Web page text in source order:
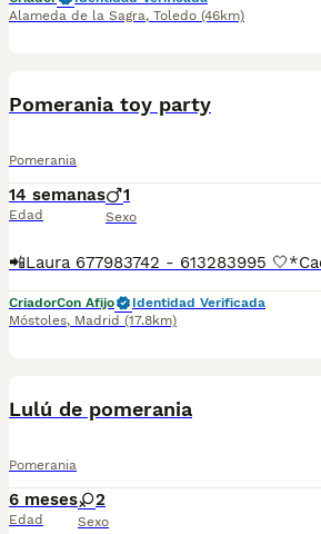
Alameda de la Sagra, Toledo (46km)
Pomerania toy party
Pomerania
14 semanas
Edad
1
Sexo
CriadorCon Afijo
Identidad Verificada
Móstoles, Madrid (17.8km)
Lulú de pomerania
Pomerania
6 meses
Edad
2
Sexo